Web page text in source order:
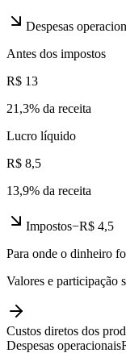
Despesas
Antes dos impostos
R$ 13
21,3% da receita
Lucro líquido
R$ 8,5
13,9% da receita
Impostos−R$ 4,5
Para onde o dinheiro
Valores e participação
Custos diretos dos
Despesas operacionais